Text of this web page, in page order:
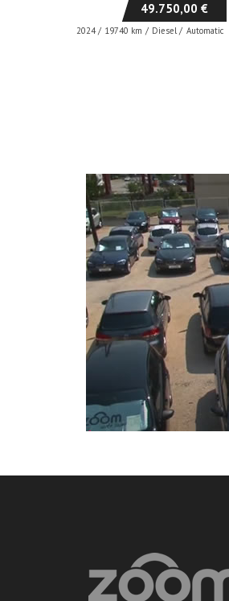
49.750,00 €
2024 / 19740 km / Diesel / Automatic